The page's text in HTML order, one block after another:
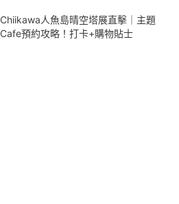
Chiikawa人魚島晴空塔展直擊｜主題
Cafe預約攻略！打卡+購物貼士